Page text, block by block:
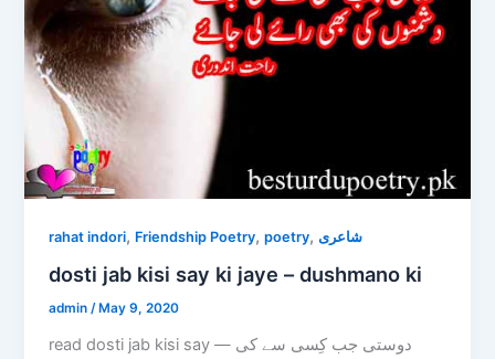
rahat indori, Friendship Poetry,poetry,شاعری
dosti jab kisi say ki jaye – dushmano ki
admin/ May 9, 2020
read dosti jab kisi say — دوستی جب کِسی سے کی